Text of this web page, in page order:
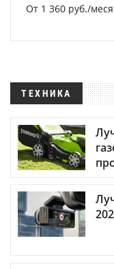
От 1 360 руб./
ТЕХНИКА